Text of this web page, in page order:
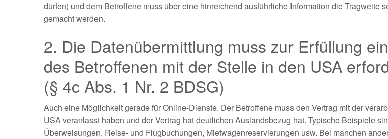
dürfen) und dem Betroffene muss über eine hinreichend ausführliche Information die Tragweite
gemacht werden.
2. Die Datenübermittlung muss zur Erfüllung
des Betroffenen mit der Stelle in den USA
(§ 4c Abs. 1 Nr. 2 BDSG)
Auch eine Möglichkeit gerade für Online-Dienste. Der Betroffene muss den Vertrag mit der
USA veranlasst haben und der Vertrag hat deutlichen Auslandsbezug hat. Typische Beispiele
Überweisungen, Reise- und Flugbuchungen, Mietwagenreservierungen usw. Bei manchen